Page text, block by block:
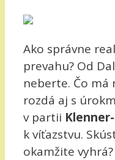
Ako správne
prevahu? Od
neberte. Čo má
rozdá aj s
v partii
k víťazstvu.
okamžite vyhrá?